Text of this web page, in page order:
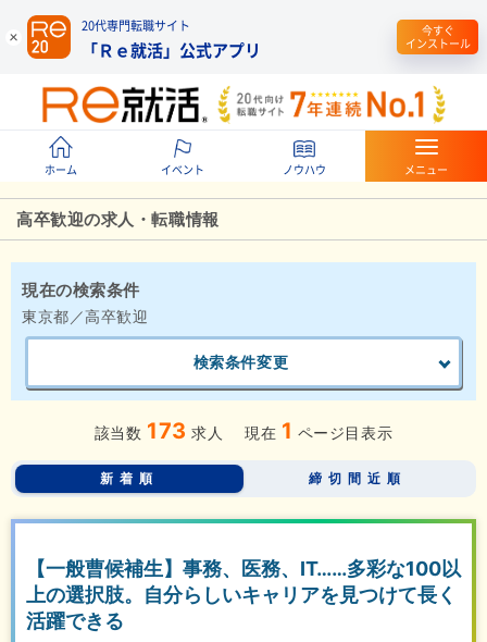
20代専門転職サイト
「Ｒｅ就活」公式アプリ
今すぐ
インストール
ホーム イベント ノウハウ メニュー
高卒歓迎の求人・転職情報
現在の検索条件
東京都／高卒歓迎
検索条件変更
該当数 173 求人 現在 1 ページ目表示
新着順 締切間近順
【一般曹候補生】事務、医務、IT……多彩な100以
上の選択肢。自分らしいキャリアを見つけて長く
活躍できる